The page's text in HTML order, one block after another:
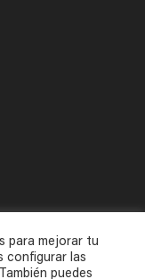
para mejorar tu
configurar las
puedes